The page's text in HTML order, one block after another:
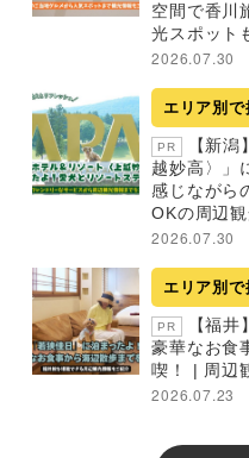
空間で香川
光スポット
2026.07.30
エリア別で
PR
【新潟
越妙高〉」
感じながら
OKの周辺
2026.07.30
エリア別で
PR
【福井
豪華なお食
喫！ | 周辺
2026.07.23